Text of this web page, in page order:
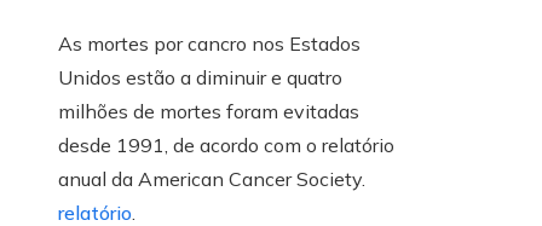
As mortes por cancro nos Estados
Unidos estão a diminuir e quatro
milhões de mortes foram evitadas
desde 1991, de acordo com o relatório
anual da American Cancer Society.
relatório